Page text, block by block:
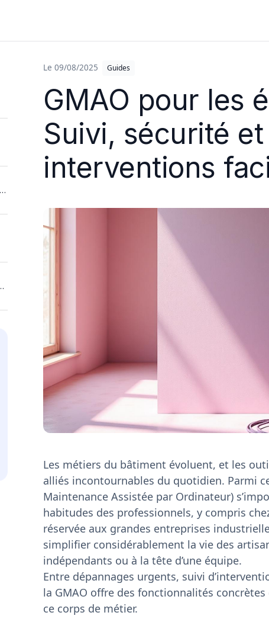
GMAO pour les
Suivi, sécurité et
interventions
Le 09/08/2025 Dans
Guides
Les métiers du bâtiment évoluent, et les
alliés incontournables du quotidien. Parmi
Maintenance Assistée par Ordinateur)
habitudes des professionnels, y compris
réservée aux grandes entreprises
simplifier considérablement la vie des
indépendants ou à la tête d’une équipe.
Entre dépannages urgents, suivi
la GMAO offre des fonctionnalités
ce corps de métier.